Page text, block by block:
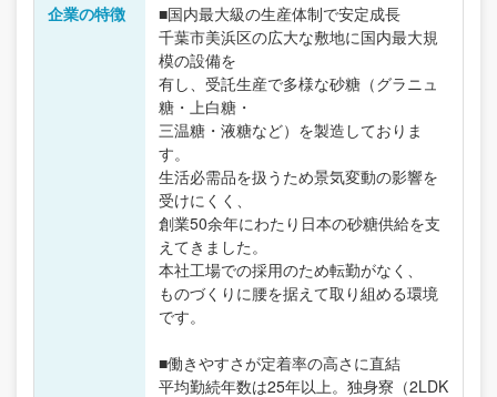
企業の特徴
■国内最大級の生産体制で安定成長
千葉市美浜区の広大な敷地に国内最大規
模の設備を
有し、受託生産で多様な砂糖（グラニュ
糖・上白糖・
三温糖・液糖など）を製造しておりま
す。
生活必需品を扱うため景気変動の影響を
受けにくく、
創業50余年にわたり日本の砂糖供給を支
えてきました。
本社工場での採用のため転勤がなく、
ものづくりに腰を据えて取り組める環境
です。
■働きやすさが定着率の高さに直結
平均勤続年数は25年以上。独身寮（2LDK